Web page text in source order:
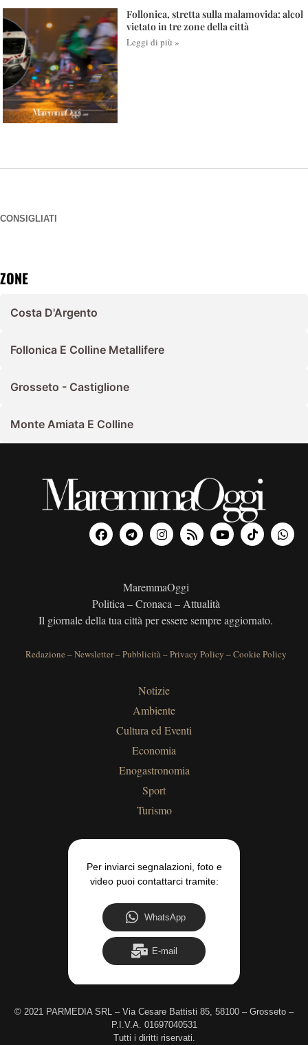
Follonica, stretta sulla malamovida: alcol
vietato in tre zone della città
Leggi di più »
CONSIGLIATI
ZONE
Costa D'Argento
Follonica E Colline Metallifere
Grosseto - Castiglione
Monte Amiata E Colline
MaremmaOggi
Politica – Cronaca – Attualità
Il giornale della tua città per essere sempre aggiornato.
Redazione –Newsletter–Pubblicità–Privacy Policy –Cookie Policy
Notizie
Ambiente
Cultura ed Eventi
Economia
Enogastronomia
Sport
Turismo
Per inviarci segnalazioni, foto e
video puoi contattarci tramite:
WhatsApp
E-mail
© 2021 PARMEDIA SRL – Via Cesare Battisti 85, 58100 – Grosseto –
P.I.V.A. 01697040531
Tutti i diritti riservati.